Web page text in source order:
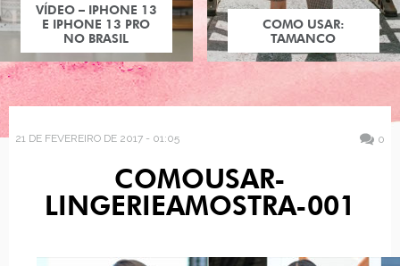
VÍDEO – IPHONE 13
E IPHONE 13 PRO
NO BRASIL
COMO USAR:
TAMANCO
21 DE FEVEREIRO DE 2017 - 01:05 0
COMOUSAR-
LINGERIEAMOSTRA-001